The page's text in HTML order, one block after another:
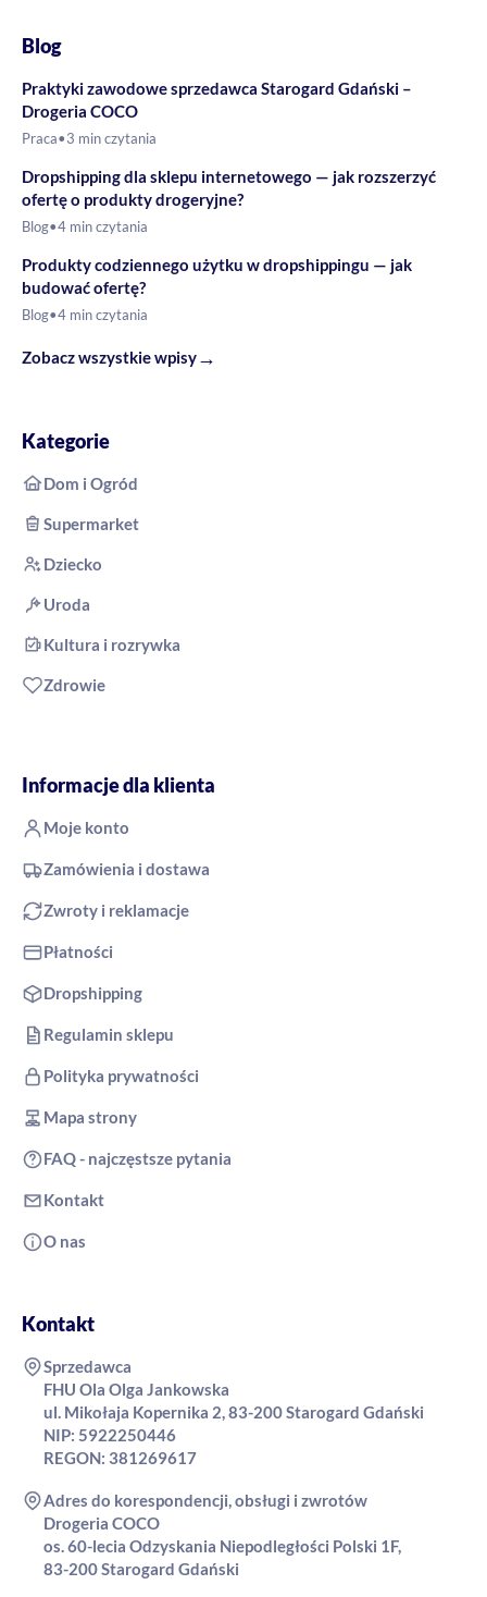
Blog
Praktyki zawodowe sprzedawca Starogard Gdański –
Drogeria COCO
Praca•3 min czytania
Dropshipping dla sklepu internetowego — jak rozszerzyć
ofertę o produkty drogeryjne?
Blog•4 min czytania
Produkty codziennego użytku w dropshippingu — jak
budować ofertę?
Blog•4 min czytania
Zobacz wszystkie wpisy→
Kategorie
Dom i Ogród
Supermarket
Dziecko
Uroda
Kultura i rozrywka
Zdrowie
Informacje dla klienta
Moje konto
Zamówienia i dostawa
Zwroty i reklamacje
Płatności
Dropshipping
Regulamin sklepu
Polityka prywatności
Mapa strony
FAQ - najczęstsze pytania
Kontakt
O nas
Kontakt
Sprzedawca
FHU Ola Olga Jankowska
ul. Mikołaja Kopernika 2, 83-200 Starogard Gdański
NIP: 5922250446
REGON: 381269617
Adres do korespondencji, obsługi i zwrotów
Drogeria COCO
os. 60-lecia Odzyskania Niepodległości Polski 1F,
83-200 Starogard Gdański